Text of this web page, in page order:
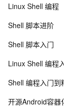
8 微信小程序如
10 Wifi-
Linux Shell 编程
Shell 脚本进阶
Shell 脚本入门
Linux Shell 编程
Shell 编程入门到
开源Android容器